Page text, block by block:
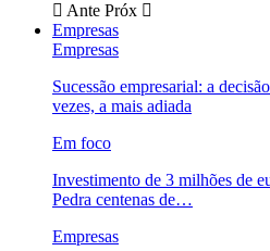
Ante Próx
Empresas
Empresas
Sucessão empresarial: a
vezes, a mais adiada
Em foco
Investimento de 3 milhões de
Pedra centenas de…
Empresas